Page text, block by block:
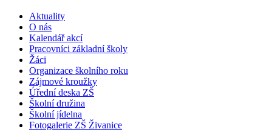
Aktuality
O nás
Kalendář akcí
Pracovníci základní školy
Žáci
Organizace školního roku
Zájmové kroužky
Úřední deska ZŠ
Školní družina
Školní jídelna
Fotogalerie ZŠ Živanice